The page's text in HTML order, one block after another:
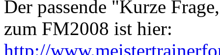
Der passende "Kurze
zum FM2008 ist hier:
http://